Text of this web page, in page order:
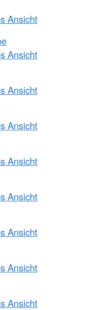
Ansicht
Ansicht
Ansicht
Ansicht
Ansicht
Ansicht
Ansicht
Ansicht
Ansicht